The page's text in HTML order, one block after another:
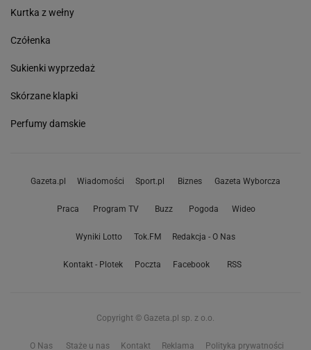
Kurtka z wełny
Czółenka
Sukienki wyprzedaż
Skórzane klapki
Perfumy damskie
Gazeta.pl Wiadomości Sport.pl Biznes Gazeta Wyborcza
Praca Program TV Buzz Pogoda Wideo
Wyniki Lotto Tok.FM Redakcja - O Nas
Kontakt - Plotek Poczta Facebook RSS
Copyright © Gazeta.pl sp. z o.o.
O Nas Staże u nas Kontakt Reklama Polityka prywatności